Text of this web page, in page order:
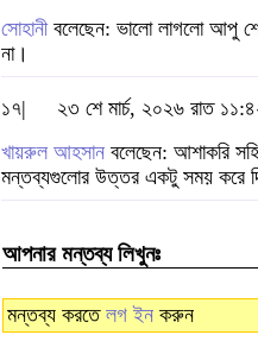
সোহানীবলেছেন: ভালো লাগলো আপু
না।
১৭|
২৩ শে মার্চ, ২০২৬ রাত
খায়রুল আহসান বলেছেন: আশাকরি
মন্তব্যগুলোর উত্তর একটু সময় করে
আপনার মন্তব্য লিখুনঃ
মন্তব্য করতে লগ ইন করুন